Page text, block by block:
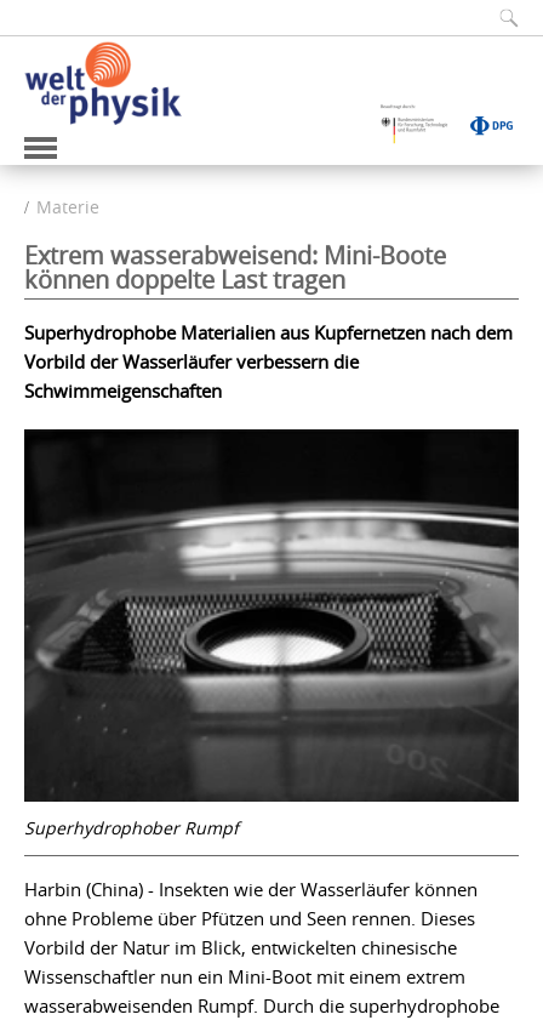
Materie
Extrem wasserabweisend: Mini-Boote
können doppelte Last tragen
Superhydrophobe Materialien aus Kupfernetzen nach dem
Vorbild der Wasserläufer verbessern die
Schwimmeigenschaften
Superhydrophober Rumpf
Harbin (China) - Insekten wie der Wasserläufer können
ohne Probleme über Pfützen und Seen rennen. Dieses
Vorbild der Natur im Blick, entwickelten chinesische
Wissenschaftler nun ein Mini-Boot mit einem extrem
wasserabweisenden Rumpf. Durch die superhydrophobe